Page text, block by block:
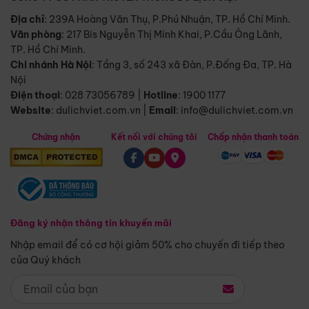
Địa chỉ: 239A Hoàng Văn Thụ, P.Phú Nhuận, TP. Hồ Chí Minh.
Văn phòng: 217 Bis Nguyễn Thị Minh Khai, P.Cầu Ông Lãnh,
TP. Hồ Chí Minh.
Chi nhánh Hà Nội: Tầng 3, số 243 xã Đàn, P.Đống Đa, TP. Hà
Nội
Điện thoại: 028 73056789 Hotline: 1900 1177
Website: dulichviet.com.vn Email: info@dulichviet.com.vn
Chứng nhận
Đăng ký nhận thông tin khuyến mãi
Nhập email để có cơ hội giảm 50% cho chuyến đi tiếp theo
của Quý khách
Kết nối với chúng tôi Chấp nhận thanh toán